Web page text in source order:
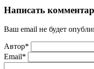
Написать
Ваш email не будет
Автор*
Email*